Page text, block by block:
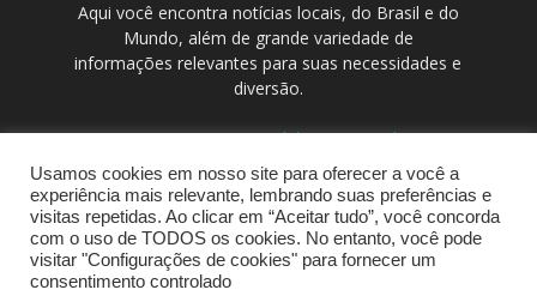
Aqui você encontra notícias locais, do Brasil e do
Mundo, além de grande variedade de
informações relevantes para suas necessidades e
diversão.
Contato:contato@odebateon.com.br /
comercia@odebateon.com.br
Usamos cookies em nosso site para oferecer a você a
experiência mais relevante, lembrando suas preferências e
visitas repetidas. Ao clicar em “Aceitar tudo”, você concorda
com o uso de TODOS os cookies. No entanto, você pode
visitar "Configurações de cookies" para fornecer um
consentimento controlado